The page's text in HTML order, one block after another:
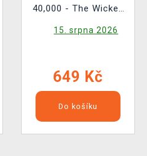
40,000 - The Wicked
15. srpna 2026
649 Kč
Do košíku